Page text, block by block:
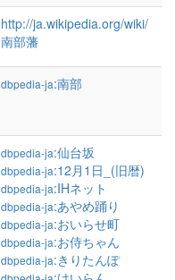
http://ja.wikipedia.org/wiki/
南部藩
dbpedia-ja:南部
dbpedia-ja:仙台坂
dbpedia-ja:12月1日_(旧暦)
dbpedia-ja:IHネット
dbpedia-ja:あやめ踊り
dbpedia-ja:おいらせ町
dbpedia-ja:お侍ちゃん
dbpedia-ja:きりたんぽ